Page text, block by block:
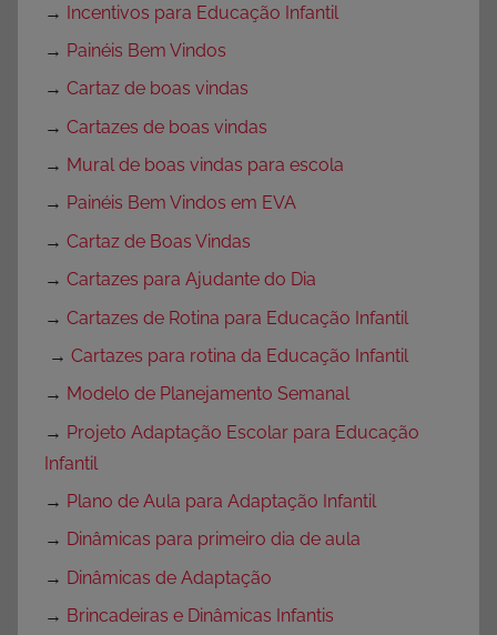
→ Incentivos para Educação Infantil
→ Painéis Bem Vindos
→ Cartaz de boas vindas
→ Cartazes de boas vindas
→ Mural de boas vindas para escola
→ Painéis Bem Vindos em EVA
→ Cartaz de Boas Vindas
→ Cartazes para Ajudante do Dia
→ Cartazes de Rotina para Educação Infantil
→ Cartazes para rotina da Educação Infantil
→ Modelo de Planejamento Semanal
→ Projeto Adaptação Escolar para Educação
Infantil
→ Plano de Aula para Adaptação Infantil
→ Dinâmicas para primeiro dia de aula
→ Dinâmicas de Adaptação
→ Brincadeiras e Dinâmicas Infantis